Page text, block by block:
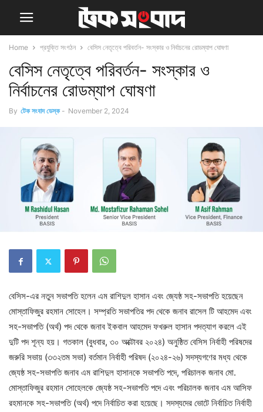
Home প্রযুক্তি সংগঠন বেসিস নেতৃত্বে পরিবর্তন- সংস্কার ও নির্বাচনের রোডম্যাপ ঘোষণা
বেসিস নেতৃত্বে পরিবর্তন- সংস্কার ও
নির্বাচনের রোডম্যাপ ঘোষণা
By টেক সংবাদ ডেস্ক - November 2, 2024
বেসিস-এর নতুন সভাপতি হলেন এম রাশিদুল হাসান এবং জ্যেষ্ঠ সহ-সভাপতি হয়েছেন
মোস্তাফিজুর রহমান সোহেল। সম্প্রতি সভাপতির পদ থেকে জনাব রাসেল টি আহমেদ এবং
সহ-সভাপতি (অর্থ) পদ থেকে জনাব ইকবাল আহমেদ ফখরুল হাসান পদত্যাগ করলে এই
দুটি পদ শূন্য হয়। গতকাল (বুধবার, ৩০ অক্টোবর ২০২৪) অনুষ্ঠিত বেসিস নির্বাহী পরিষদের
জরুরি সভায় (৩৩২তম সভা) বর্তমান নির্বাহী পরিষদ (২০২৪-২৬) সদস্যগণের মধ্য থেকে
জ্যেষ্ঠ সহ-সভাপতি জনাব এম রাশিদুল হাসানকে সভাপতি পদে, পরিচালক জনাব মো.
মোস্তাফিজুর রহমান সোহেলকে জ্যেষ্ঠ সহ-সভাপতি পদে এবং পরিচালক জনাব এম আসিফ
রহমানকে সহ-সভাপতি (অর্থ) পদে নির্বাচিত করা হয়েছে। সদস্যদের ভোটে নির্বাচিত নির্বাহী